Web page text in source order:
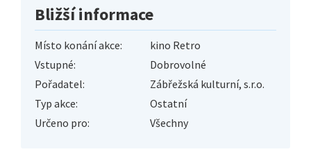
Bližší informace
Místo konání akce:
kino Retro
Vstupné:
Dobrovolné
Pořadatel:
Zábřežská kulturní, s.r.o.
Typ akce:
Ostatní
Určeno pro:
Všechny